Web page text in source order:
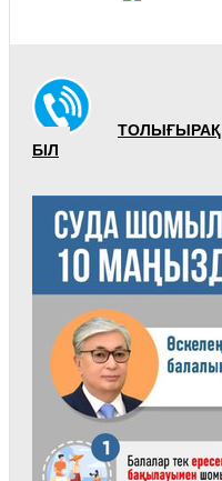
ТОЛЫҒЫРАҚ
БІЛ